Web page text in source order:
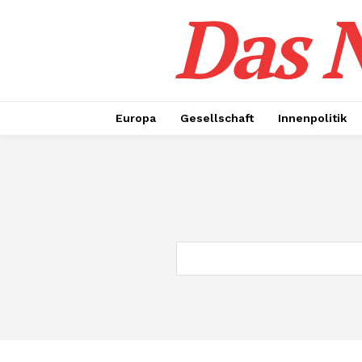
Das
Europa Gesellschaft Innenpolitik